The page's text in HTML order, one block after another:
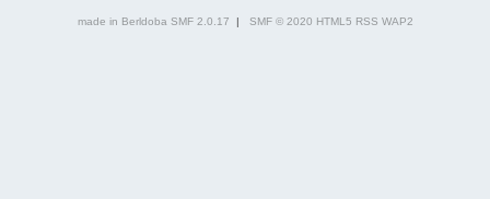
made in Berldoba SMF 2.0.17 | SMF © 2020 HTML5 RSS WAP2